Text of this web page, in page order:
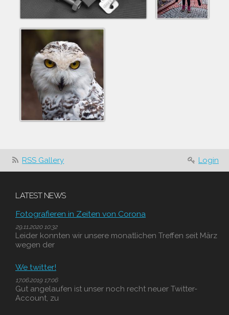
Login
RSS Gallery
LATEST NEWS
Fotografieren in Zeiten von Corona
29.11.2020 10:32
Leider konnten wir unsere monatlichen Treffen seit März
wegen der
We twitter!
17.06.2019 17:06
Gut angelaufen ist unser noch recht neuer Twitter-
Account, zu